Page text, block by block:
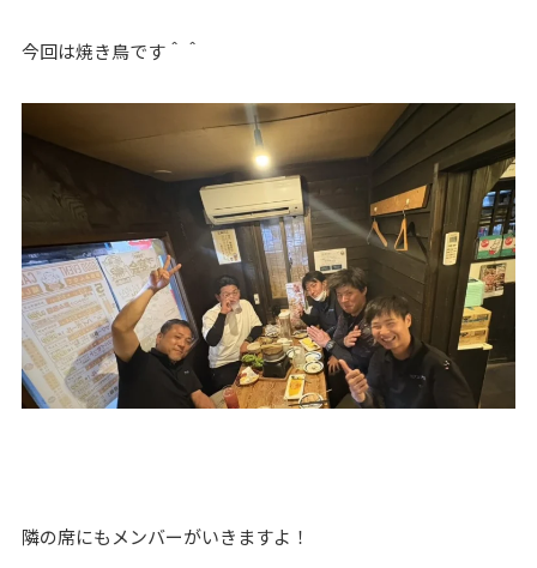
今回は焼き鳥です＾＾
隣の席にもメンバーがいきますよ！